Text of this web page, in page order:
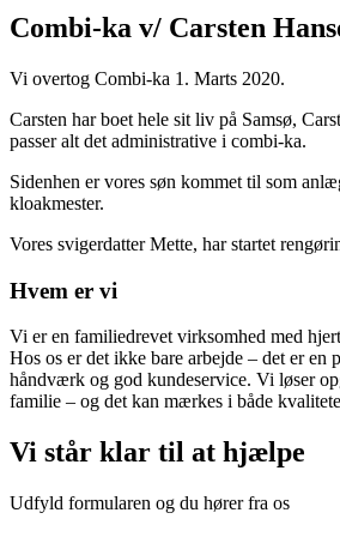
Combi-ka v/ Carsten
Vi overtog Combi-ka 1. Marts 2020.
Carsten har boet hele sit liv på Samsø,
passer alt det administrative i combi-ka.
Sidenhen er vores søn kommet til som
kloakmester.
Vores svigerdatter Mette, har startet
Hvem er vi
Vi er en familiedrevet virksomhed med
Hos os er det ikke bare arbejde – det er en
håndværk og god kundeservice. Vi løser
familie – og det kan mærkes i både
Vi står klar til at hjælpe
Udfyld formularen og du hører fra os